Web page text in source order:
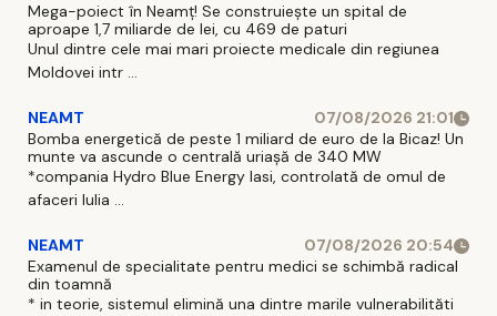
Mega-poiect în Neamț! Se construiește un spital de
aproape 1,7 miliarde de lei, cu 469 de paturi
Unul dintre cele mai mari proiecte medicale din regiunea
Moldovei intr ...
NEAMT
07/08/2026 21:01
Bomba energetică de peste 1 miliard de euro de la Bicaz! Un
munte va ascunde o centrală uriașă de 340 MW
*compania Hydro Blue Energy Iasi, controlată de omul de
afaceri Iulia ...
NEAMT
07/08/2026 20:54
Examenul de specialitate pentru medici se schimbă radical
din toamnă
* in teorie, sistemul elimină una dintre marile vulnerabilităti